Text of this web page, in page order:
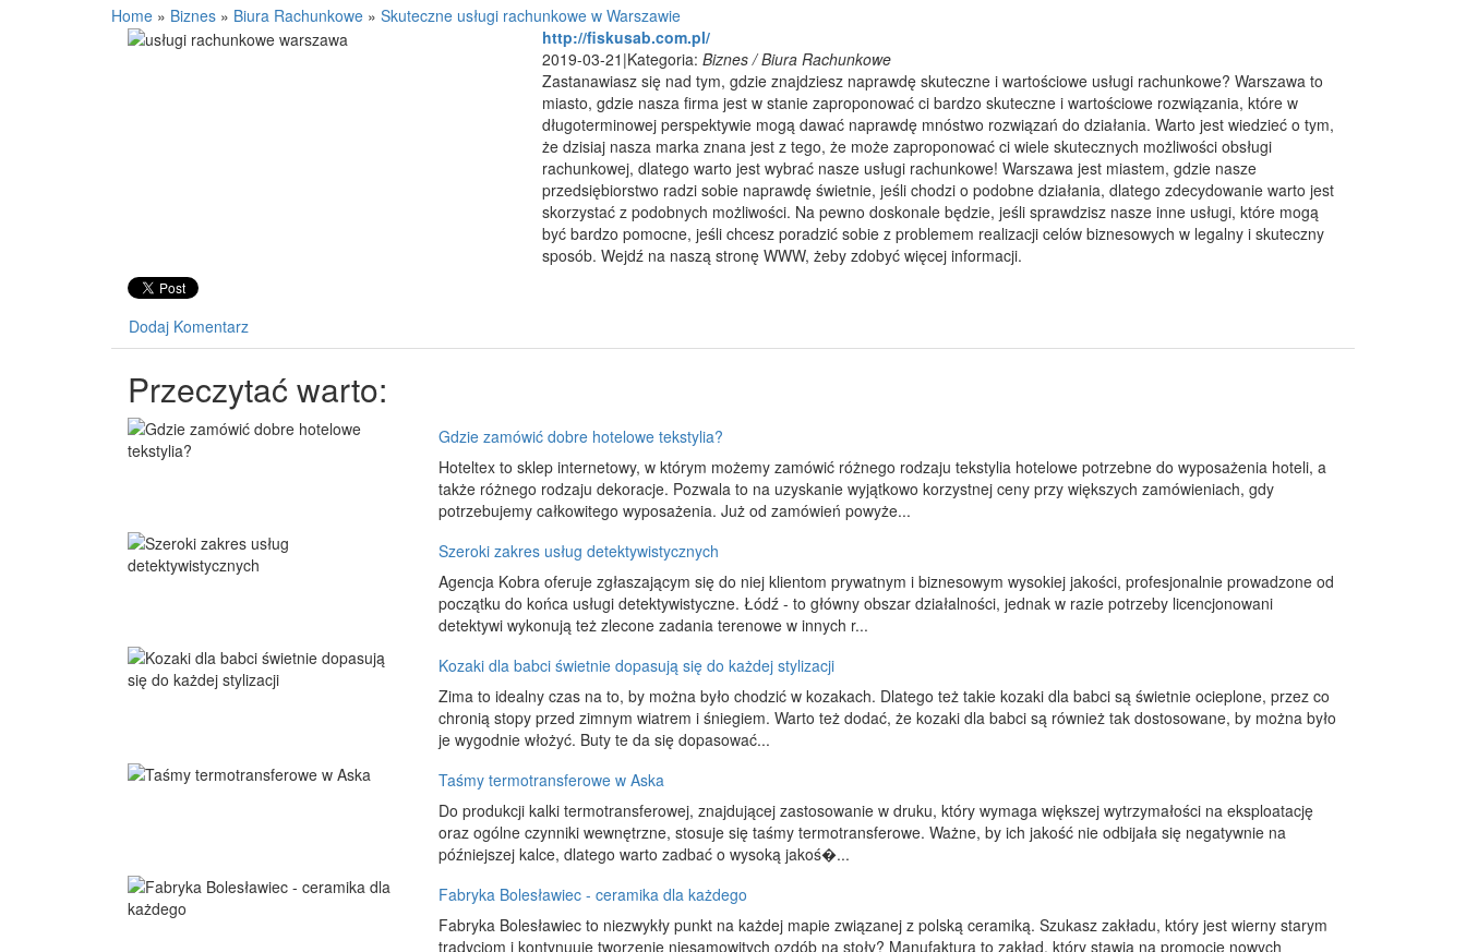
Home » Biznes » Biura Rachunkowe » Skuteczne usługi rachunkowe w Warszawie
http://fiskusab.com.pl/
2019-03-21 |Kategoria: Biznes / Biura Rachunkowe
Zastanawiasz się nad tym, gdzie znajdziesz naprawdę skuteczne i wartościowe usługi rachunkowe? Warszawa to
miasto, gdzie nasza firma jest w stanie zaproponować ci bardzo skuteczne i wartościowe rozwiązania, które w
długoterminowej perspektywie mogą dawać naprawdę mnóstwo rozwiązań do działania. Warto jest wiedzieć o tym,
że dzisiaj nasza marka znana jest z tego, że może zaproponować ci wiele skutecznych możliwości obsługi
rachunkowej, dlatego warto jest wybrać nasze usługi rachunkowe! Warszawa jest miastem, gdzie nasze
przedsiębiorstwo radzi sobie naprawdę świetnie, jeśli chodzi o podobne działania, dlatego zdecydowanie warto jest
skorzystać z podobnych możliwości. Na pewno doskonale będzie, jeśli sprawdzisz nasze inne usługi, które mogą
być bardzo pomocne, jeśli chcesz poradzić sobie z problemem realizacji celów biznesowych w legalny i skuteczny
sposób. Wejdź na naszą stronę WWW, żeby zdobyć więcej informacji.
Dodaj Komentarz
Przeczytać warto:
Gdzie zamówić dobre hotelowe tekstylia?
Hoteltex to sklep internetowy, w którym możemy zamówić różnego rodzaju tekstylia hotelowe potrzebne do wyposażenia hoteli, a
także różnego rodzaju dekoracje. Pozwala to na uzyskanie wyjątkowo korzystnej ceny przy większych zamówieniach, gdy
potrzebujemy całkowitego wyposażenia. Już od zamówień powyże...
Szeroki zakres usług detektywistycznych
Agencja Kobra oferuje zgłaszającym się do niej klientom prywatnym i biznesowym wysokiej jakości, profesjonalnie prowadzone od
początku do końca usługi detektywistyczne. Łódź - to główny obszar działalności, jednak w razie potrzeby licencjonowani
detektywi wykonują też zlecone zadania terenowe w innych r...
Kozaki dla babci świetnie dopasują się do każdej stylizacji
Zima to idealny czas na to, by można było chodzić w kozakach. Dlatego też takie kozaki dla babci są świetnie ocieplone, przez co
chronią stopy przed zimnym wiatrem i śniegiem. Warto też dodać, że kozaki dla babci są również tak dostosowane, by można było
je wygodnie włożyć. Buty te da się dopasować...
Taśmy termotransferowe w Aska
Do produkcji kalki termotransferowej, znajdującej zastosowanie w druku, który wymaga większej wytrzymałości na eksploatację
oraz ogólne czynniki wewnętrzne, stosuje się taśmy termotransferowe. Ważne, by ich jakość nie odbijała się negatywnie na
późniejszej kalce, dlatego warto zadbać o wysoką jakoś�...
Fabryka Bolesławiec - ceramika dla każdego
Fabryka Bolesławiec to niezwykły punkt na każdej mapie związanej z polską ceramiką. Szukasz zakładu, który jest wierny starym
tradycjom i kontynuuje tworzenie niesamowitych ozdób na stoły? Manufaktura to zakład, który stawia na promocję nowych